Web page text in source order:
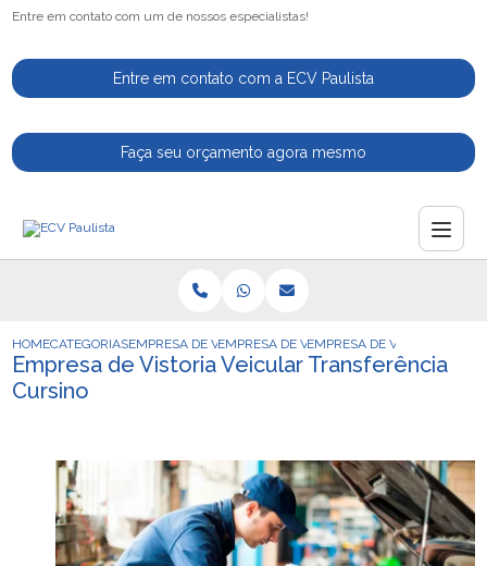
Entre em contato com um de nossos especialistas!
Entre em contato com a ECV Paulista
Faça seu orçamento agora mesmo
HOMECATEGORIASEMPRESA DE VISTORIA VEICULAR
EMPRESA DE VISTORIA VEICULAR LAUDO
EMPRESA DE VISTORIA
Empresa de Vistoria Veicular Transferência
Cursino